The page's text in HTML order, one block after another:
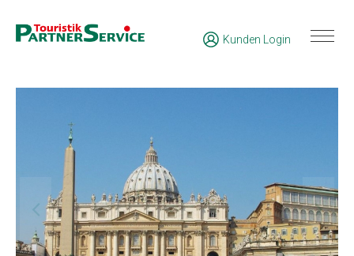
Kunden Login